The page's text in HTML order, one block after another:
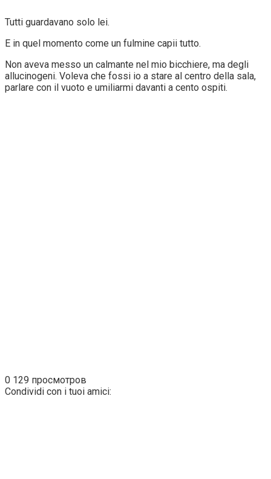
Tutti guardavano solo lei.
E in quel momento come un fulmine capii tutto.
Non aveva messo un calmante nel mio bicchiere, ma degli
allucinogeni. Voleva che fossi io a stare al centro della sala,
parlare con il vuoto e umiliarmi davanti a cento ospiti.
0 129 просмотров
Condividi con i tuoi amici: